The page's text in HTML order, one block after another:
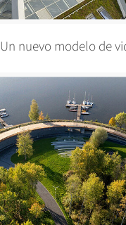
Un nuevo modelo de